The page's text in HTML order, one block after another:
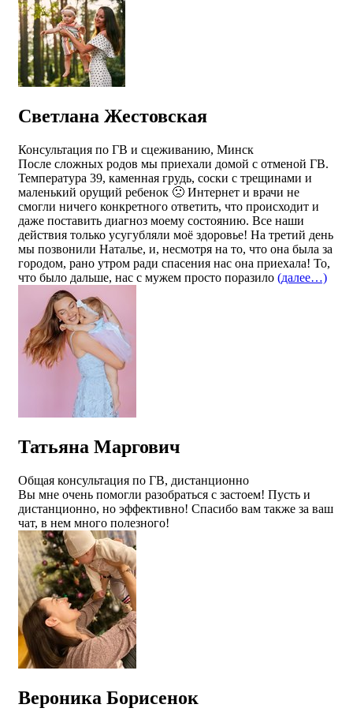
Светлана Жестовская
Консультация по ГВ и сцеживанию, Минск
После сложных родов мы приехали домой с отменой ГВ.
Температура 39, каменная грудь, соски с трещинами и
маленький орущий ребенок 🙁 Интернет и врачи не
смогли ничего конкретного ответить, что происходит и
даже поставить диагноз моему состоянию. Все наши
действия только усугубляли моё здоровье! На третий день
мы позвонили Наталье, и, несмотря на то, что она была за
городом, рано утром ради спасения нас она приехала! То,
что было дальше, нас с мужем просто поразило (далее…)
Татьяна Маргович
Общая консультация по ГВ, дистанционно
Вы мне очень помогли разобраться с застоем! Пусть и
дистанционно, но эффективно! Спасибо вам также за ваш
чат, в нем много полезного!
Вероника Борисенок